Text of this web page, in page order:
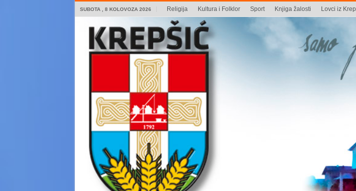
SUBOTA , 8 KOLOVOZA 2026 Religija Kultura i Folklor Sport Knjiga žalosti Lovci iz